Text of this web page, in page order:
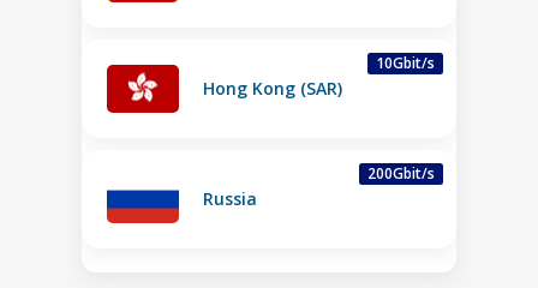
10Gbit/s
Hong Kong (SAR)
200Gbit/s
Russia